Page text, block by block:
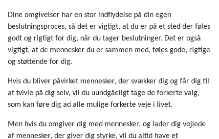
Dine omgivelser har en stor indflydelse på din egen
beslutningsproces, så det er vigtigt, at du er på et sted der føles
godt og rigtigt for dig, når du tager beslutninger. Det er også
vigtigt, at de mennesker du er sammen med, føles gode, rigtige
og støttende for dig.
Hvis du bliver påvirket mennesker, der svækker dig og får dig til
at tvivle på dig selv, vil du uundgåeligt tage de forkerte valg,
som kan føre dig ad alle mulige forkerte veje i livet.
Men hvis du omgiver dig med mennesker, og lader dig vejlede
af mennesker, der giver dig styrke, vil du altid have et